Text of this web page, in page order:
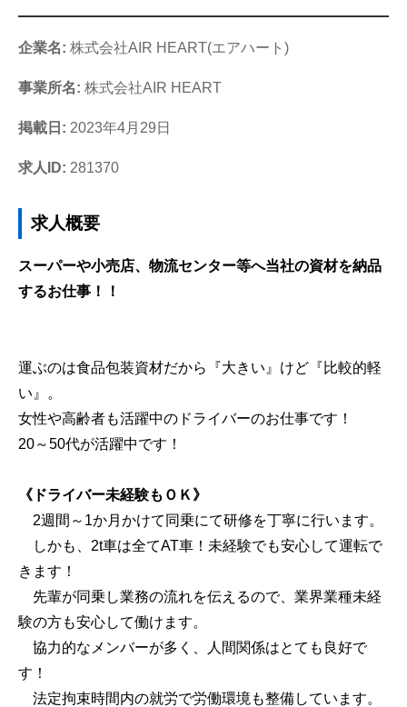
企業名: 株式会社AIR HEART(エアハート)
事業所名: 株式会社AIR HEART
掲載日: 2023年4月29日
求人ID: 281370
求人概要
スーパーや小売店、物流センター等へ当社の資材を納品
するお仕事！！
運ぶのは食品包装資材だから『大きい』けど『比較的軽
い』。
女性や高齢者も活躍中のドライバーのお仕事です！
20～50代が活躍中です！
《ドライバー未経験もＯＫ》
2週間～1か月かけて同乗にて研修を丁寧に行います。
しかも、2t車は全てAT車！未経験でも安心して運転で
きます！
先輩が同乗し業務の流れを伝えるので、業界業種未経
験の方も安心して働けます。
協力的なメンバーが多く、人間関係はとても良好で
す！
法定拘束時間内の就労で労働環境も整備しています。